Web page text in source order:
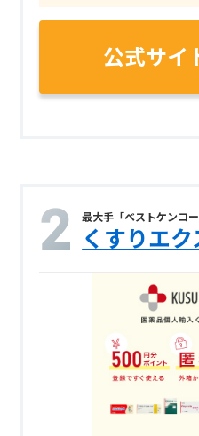
公式サイ
最大手「ベストケンコ
くすりエ